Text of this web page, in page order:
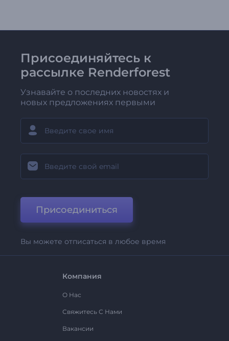
Присоединяйтесь к
рассылке Renderforest
Узнавайте о последних новостях и
новых предложениях первыми
Присоединиться
Вы можете отписаться в любое время
Компания
О Нас
Свяжитесь С Нами
Вакансии